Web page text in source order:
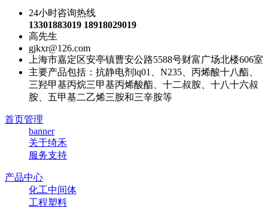
24小时咨询热线
13301883019 18918029019
高先生
gjkxr@126.com
上海市嘉定区安亭镇曹安公路5588号财富广场北楼606室
主要产品包括：抗静电剂lq01、N235、丙烯酸十八酯、
三羟甲基丙烷三甲基丙烯酸酯、十二叔胺、十八十六叔
胺、五甲基二乙烯三胺和三辛胺等
首页管理
banner
关于绮禾
服务支持
产品中心
化工中间体
工程塑料